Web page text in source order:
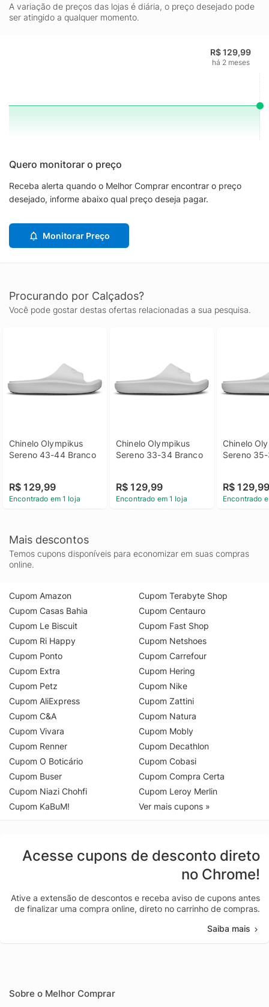
A variação de preços das lojas é diária, o preço desejado pode
ser atingido a qualquer momento.
R$ 129,99
há 2 meses
Quero monitorar o preço
Receba alerta quando o Melhor Comprar encontrar o preço
desejado, informe abaixo qual preço deseja pagar.
Monitorar Preço
Procurando por Calçados?
Você pode gostar destas ofertas relacionadas a sua pesquisa.
Chinelo Olympikus
Sereno 43-44 Branco
R$ 129,99
Encontrado em 1 loja
Chinelo Olympikus
Sereno 33-34 Branco
R$ 129,99
Encontrado em 1 loja
Chinelo
Sereno
R$
Encontrado
Mais descontos
Temos cupons disponíveis para economizar em suas compras
online.
Cupom Amazon
Cupom Casas Bahia
Cupom Le Biscuit
Cupom Ri Happy
Cupom Ponto
Cupom Extra
Cupom Petz
Cupom AliExpress
Cupom C&A
Cupom Vivara
Cupom Renner
Cupom O Boticário
Cupom Buser
Cupom Niazi Chohfi
Cupom KaBuM!
Cupom Terabyte Shop
Cupom Centauro
Cupom Fast Shop
Cupom Netshoes
Cupom Carrefour
Cupom Hering
Cupom Nike
Cupom Zattini
Cupom Natura
Cupom Mobly
Cupom Decathlon
Cupom Cobasi
Cupom Compra Certa
Cupom Leroy Merlin
Ver mais cupons »
Acesse cupons de desconto direto
no Chrome!
Ative a extensão de descontos e receba aviso de cupons antes
de finalizar uma compra online, direto no carrinho de compras.
Saiba mais
Sobre o Melhor Comprar